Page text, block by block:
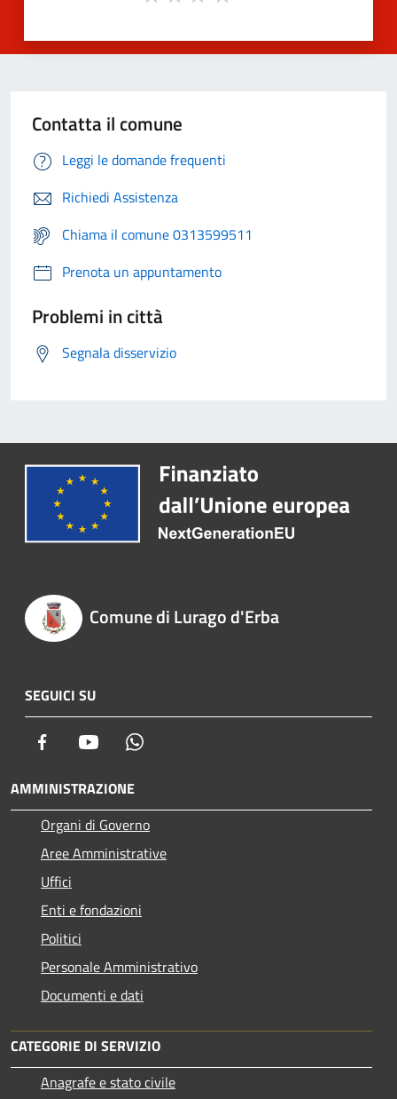
Contatta il comune
Leggi le domande frequenti
Richiedi Assistenza
Chiama il comune 0313599511
Prenota un appuntamento
Problemi in città
Segnala disservizio
Comune di Lurago d'Erba
SEGUICI SU
Facebook Youtube
AMMINISTRAZIONE
Organi di Governo
Aree Amministrative
Uffici
Enti e fondazioni
Politici
Personale Amministrativo
Documenti e dati
CATEGORIE DI SERVIZIO
Anagrafe e stato civile